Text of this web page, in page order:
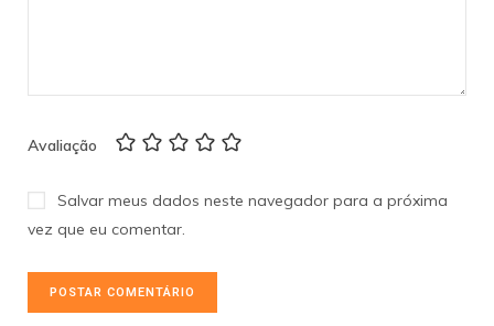
Avaliação
Salvar meus dados neste navegador para a próxima
vez que eu comentar.